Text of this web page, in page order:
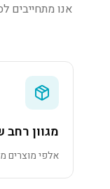
אנו מתחייבים
מגוון
אלפי מוצרים